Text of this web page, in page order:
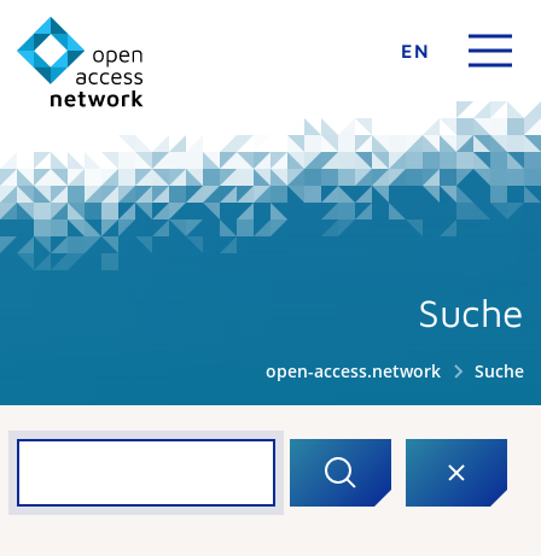
EN
Suche
open-access.network Suche